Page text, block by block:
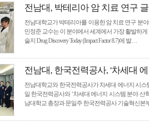
전남대, 박테리아 암 치료 연구
전남대학교가 박테리아를 이용한 암 치료 연구 분
민정준 교수는 이 분야에서 세계에서 가장 활발하
술지 Drug Discovery Today (Impact Factor 8.7)에 발…
전남대, 한국전력공사, ‘차세대
전남대학교와 한국전력공사가 차세대 에너지 시
일 한국전력공사와 ‘차세대 에너지 시스템 분야
남대학교 총장과 문일주 한국전력공사 기술혁신